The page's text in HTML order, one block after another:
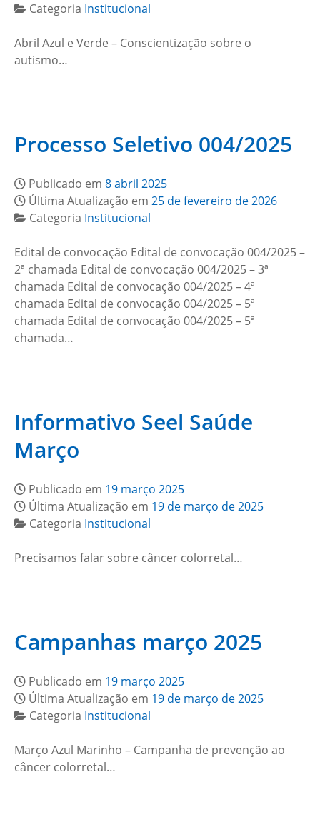
Categoria Institucional
Abril Azul e Verde – Conscientização sobre o
autismo…
Processo Seletivo 004/2025
Publicado em 8 abril 2025
Última Atualização em 25 de fevereiro de 2026
Categoria Institucional
Edital de convocação Edital de convocação 004/2025 –
2ª chamada Edital de convocação 004/2025 – 3ª
chamada Edital de convocação 004/2025 – 4ª
chamada Edital de convocação 004/2025 – 5ª
chamada Edital de convocação 004/2025 – 5ª
chamada…
Informativo Seel Saúde
Março
Publicado em 19 março 2025
Última Atualização em 19 de março de 2025
Categoria Institucional
Precisamos falar sobre câncer colorretal…
Campanhas março 2025
Publicado em 19 março 2025
Última Atualização em 19 de março de 2025
Categoria Institucional
Março Azul Marinho – Campanha de prevenção ao
câncer colorretal…